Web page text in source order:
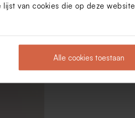
van cookies die op deze website
Alle cookies toestaan